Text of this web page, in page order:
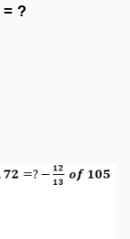
= ?